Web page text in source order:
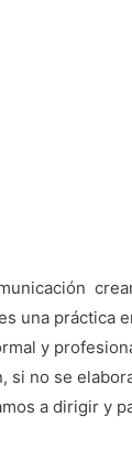
una práctica
y
no se
a dirigir y